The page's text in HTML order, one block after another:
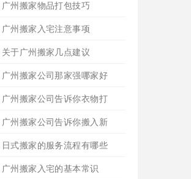
搬家必读